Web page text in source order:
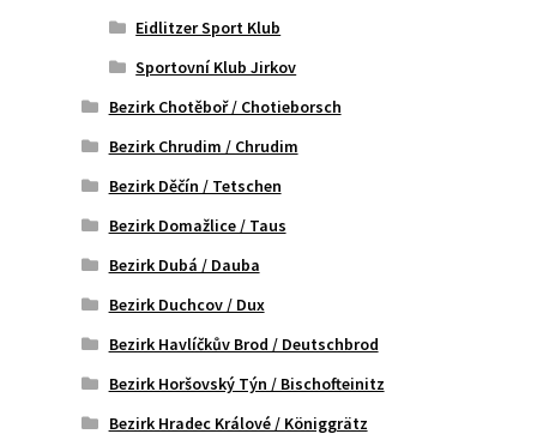
Eidlitzer Sport Klub
Sportovní Klub Jirkov
Bezirk Chotěboř / Chotieborsch
Bezirk Chrudim / Chrudim
Bezirk Děčín / Tetschen
Bezirk Domažlice / Taus
Bezirk Dubá / Dauba
Bezirk Duchcov / Dux
Bezirk Havlíčkův Brod / Deutschbrod
Bezirk Horšovský Týn / Bischofteinitz
Bezirk Hradec Králové / Königgrätz